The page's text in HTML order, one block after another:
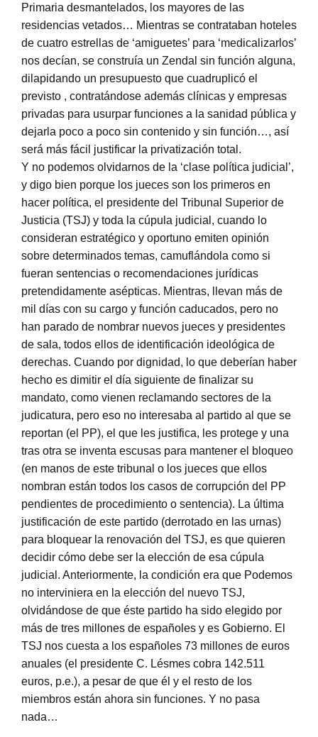
Primaria desmantelados, los mayores de las
residencias vetados… Mientras se contrataban hoteles
de cuatro estrellas de ‘amiguetes’ para ‘medicalizarlos’
nos decían, se construía un Zendal sin función alguna,
dilapidando un presupuesto que cuadruplicó el
previsto , contratándose además clínicas y empresas
privadas para usurpar funciones a la sanidad pública y
dejarla poco a poco sin contenido y sin función…, así
será más fácil justificar la privatización total.
Y no podemos olvidarnos de la ‘clase política judicial’,
y digo bien porque los jueces son los primeros en
hacer política, el presidente del Tribunal Superior de
Justicia (TSJ) y toda la cúpula judicial, cuando lo
consideran estratégico y oportuno emiten opinión
sobre determinados temas, camuflándola como si
fueran sentencias o recomendaciones jurídicas
pretendidamente asépticas. Mientras, llevan más de
mil días con su cargo y función caducados, pero no
han parado de nombrar nuevos jueces y presidentes
de sala, todos ellos de identificación ideológica de
derechas. Cuando por dignidad, lo que deberían haber
hecho es dimitir el día siguiente de finalizar su
mandato, como vienen reclamando sectores de la
judicatura, pero eso no interesaba al partido al que se
reportan (el PP), el que les justifica, les protege y una
tras otra se inventa escusas para mantener el bloqueo
(en manos de este tribunal o los jueces que ellos
nombran están todos los casos de corrupción del PP
pendientes de procedimiento o sentencia). La última
justificación de este partido (derrotado en las urnas)
para bloquear la renovación del TSJ, es que quieren
decidir cómo debe ser la elección de esa cúpula
judicial. Anteriormente, la condición era que Podemos
no interviniera en la elección del nuevo TSJ,
olvidándose de que éste partido ha sido elegido por
más de tres millones de españoles y es Gobierno. El
TSJ nos cuesta a los españoles 73 millones de euros
anuales (el presidente C. Lésmes cobra 142.511
euros, p.e.), a pesar de que él y el resto de los
miembros están ahora sin funciones. Y no pasa
nada…